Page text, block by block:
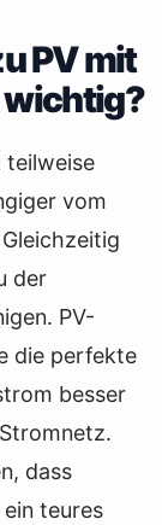
PV mit
wichtig?
teilweise
vom
der
PV-
die perfekte
besser
dass
teures